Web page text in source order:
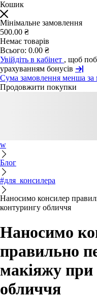
Кошик
Мінімальне замовлення
500.00 ₴
Немає товарів
Всього: 0.00 ₴
Увійдіть в кабінет , щоб
урахуванням бонусів
Сума замовлення менша за
Продовжити покупки
w
Блог
#для_консилера
Наносимо консилер
контурингу обличчя
Наносимо
правильно
макіяжу при
обличчя